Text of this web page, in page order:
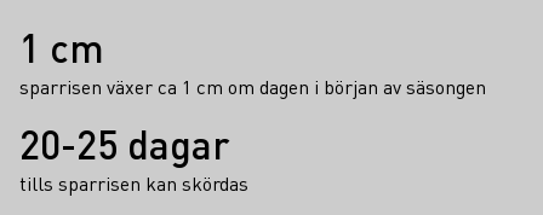
Fakta
1 cm
sparrisen växer ca 1 cm om dagen i början av säsongen
20-25 dagar
tills sparrisen kan skördas